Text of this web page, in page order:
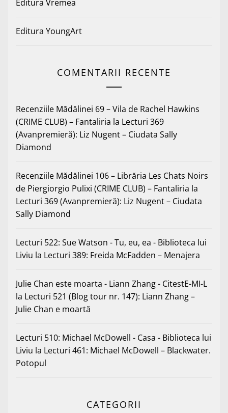
Editura Vremea
Editura YoungArt
COMENTARII RECENTE
Recenziile Mădălinei 69 – Vila de Rachel Hawkins
(CRIME CLUB) – Fantaliria la Lecturi 369
(Avanpremieră): Liz Nugent – Ciudata Sally
Diamond
Recenziile Mădălinei 106 – Librăria Les Chats Noirs
de Piergiorgio Pulixi (CRIME CLUB) – Fantaliria la
Lecturi 369 (Avanpremieră): Liz Nugent – Ciudata
Sally Diamond
Lecturi 522: Sue Watson - Tu, eu, ea - Biblioteca lui
Liviu la Lecturi 389: Freida McFadden – Menajera
Julie Chan este moarta - Liann Zhang - CitestE-MI-L
la Lecturi 521 (Blog tour nr. 147): Liann Zhang –
Julie Chan e moartă
Lecturi 510: Michael McDowell - Casa - Biblioteca lui
Liviu la Lecturi 461: Michael McDowell – Blackwater.
Potopul
CATEGORII